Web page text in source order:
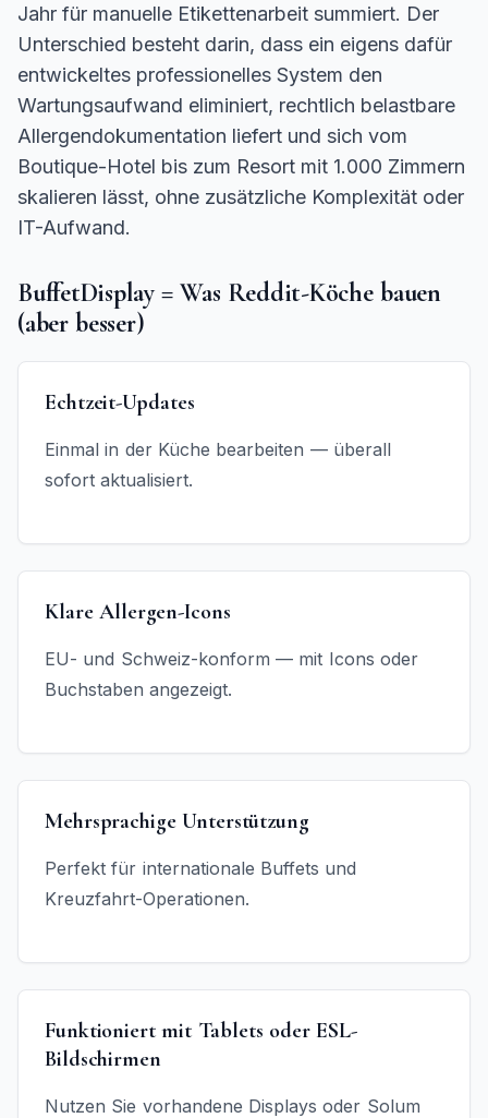
Jahr für manuelle Etikettenarbeit summiert. Der
Unterschied besteht darin, dass ein eigens dafür
entwickeltes professionelles System den
Wartungsaufwand eliminiert, rechtlich belastbare
Allergendokumentation liefert und sich vom
Boutique-Hotel bis zum Resort mit 1.000 Zimmern
skalieren lässt, ohne zusätzliche Komplexität oder
IT-Aufwand.
BuffetDisplay = Was Reddit-Köche bauen
(aber besser)
Echtzeit-Updates
Einmal in der Küche bearbeiten — überall
sofort aktualisiert.
Klare Allergen-Icons
EU- und Schweiz-konform — mit Icons oder
Buchstaben angezeigt.
Mehrsprachige Unterstützung
Perfekt für internationale Buffets und
Kreuzfahrt-Operationen.
Funktioniert mit Tablets oder ESL-
Bildschirmen
Nutzen Sie vorhandene Displays oder Solum